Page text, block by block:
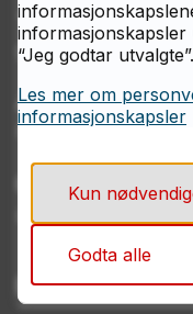
Telefon
69 11 70 00
Åpningstider
Mandag–fredag kl.
E-post
Postadresse
informasjonskapsler
“Jeg godtar utvalgte”.
Les mer om
informasjonskapsler
Kun
Godta alle